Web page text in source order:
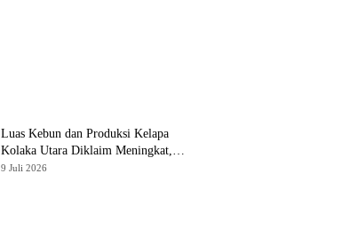
Luas Kebun dan Produksi Kelapa
Kolaka Utara Diklaim Meningkat,
Pemda Tawarkan Peluang Investasi
9 Juli 2026